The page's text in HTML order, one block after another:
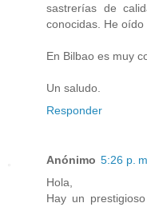
sastrerías de
conocidas. He oído
En Bilbao es muy
Un saludo.
Responder
Anónimo 5:26 p. m.
Hola,
Hay un